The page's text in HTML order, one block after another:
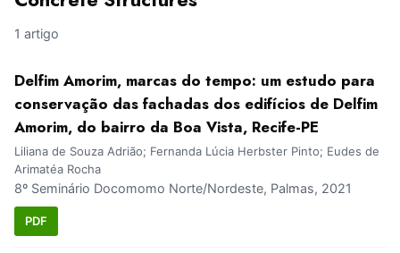
1 artigo
Delfim Amorim, marcas do tempo: um estudo para
conservação das fachadas dos edifícios de Delfim
Amorim, do bairro da Boa Vista, Recife-PE
Liliana de Souza Adrião; Fernanda Lúcia Herbster Pinto; Eudes de
Arimatéa Rocha
8º Seminário Docomomo Norte/Nordeste, Palmas, 2021
PDF